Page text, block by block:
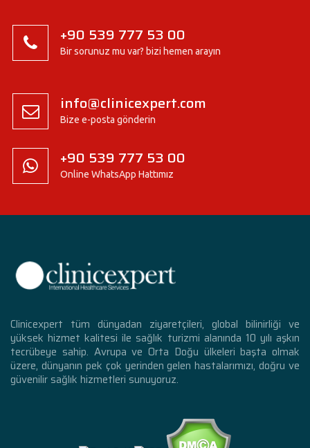
+90 539 777 53 00
Bir sorunuz mu var? bizi hemen arayın
info@clinicexpert.com
Bize e-posta gönderin
+90 539 777 53 00
Online WhatsApp Hattımız
Clinicexpert tüm dünyadan ziyaretçileri, global bilinirliği ve
yüksek hizmet kalitesi ile sağlık turizmi alanında 10 yılı aşkın
tecrübeye sahip. Avrupa ve Orta Doğu ülkeleri başta olmak
üzere, dünyanın pek çok yerinden gelen hastalarımızı, doğru ve
güvenilir sağlık hizmetleri sunuyoruz.